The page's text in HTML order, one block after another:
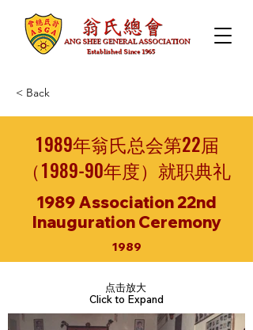
< Back
1989年翁氏总会第22届
（1989-90年度）就职典礼
1989 Association 22nd
Inauguration Ceremony
1989
点击放大
Click to Expand